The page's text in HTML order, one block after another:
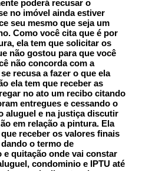
poderá recusar o
no imóvel ainda estiver
seu mesmo que seja um
Como você cita que é por
ela tem que solicitar os
não gostou para que você
não concorda com a
recusa a fazer o que ela
ela tem que receber as
no ato um recibo citando
entregues e cessando o
aluguel e na justiça discutir
em relação a pintura. Ela
receber os valores finais
o termo de
e quitação onde vai constar
condominio e IPTU até